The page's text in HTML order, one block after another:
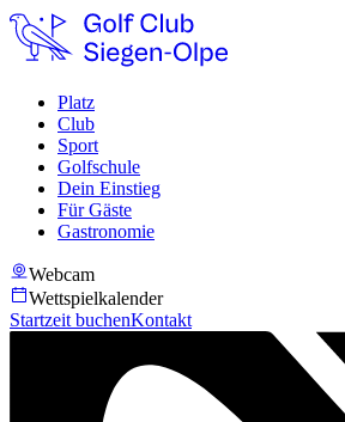
Platz
Club
Sport
Golfschule
Dein Einstieg
Für Gäste
Gastronomie
Webcam
Wettspielkalender
Startzeit buchenKontakt